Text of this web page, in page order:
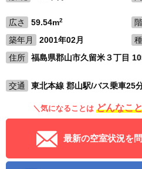
広さ
59.54m2
築年月
2001年02月
住所
福島県郡山市久留米３丁目
交通 東北本線 郡山駅/バス乗車25
＼気になることは どんなこ
最新の空室状況を